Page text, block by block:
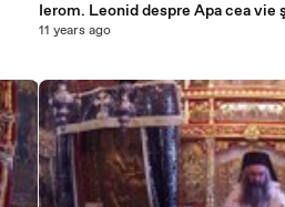
Ierom. Leonid despre Apa cea vie
11 years ago